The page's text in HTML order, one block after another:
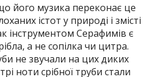
його музика переконає це
істот у природі і змісті
інструментом Серафимів є
а не сопілка чи цитра.
не звучали на цих диких
ноти срібної труби стали